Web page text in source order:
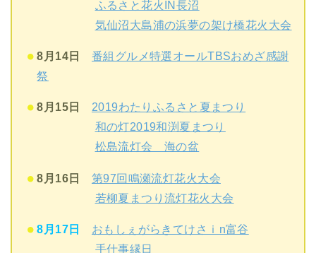
ふるさと花火IN長沼
気仙沼大島浦の浜夢の架け橋花火大会
8月14日
番組グルメ特選オールTBSおめざ感謝
祭
8月15日
2019わたりふるさと夏まつり
和の灯2019和渕夏まつり
松島流灯会 海の盆
8月16日
第97回鳴瀬流灯花火大会
若柳夏まつり流灯花火大会
8月17日
おもしぇがらきてけさｉn富谷
手仕事縁日